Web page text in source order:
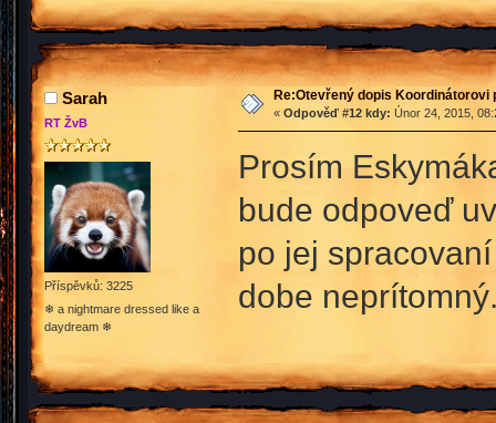
Sarah
RT ŽvB
Příspěvků: 3225
❄ a nightmare dressed like a
daydream ❄
Re:Otevřený dopis Koordinátorovi
« Odpověď #12 kdy: Únor 24, 2015,
Prosím
bude odpoveď
po jej
dobe